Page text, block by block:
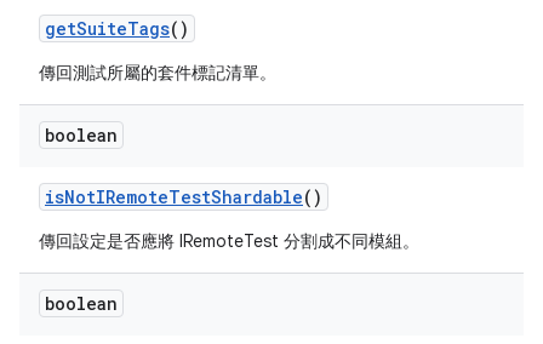
getSuiteTags()
傳回測試所屬的套件標記清單。
boolean
isNotIRemoteTestShardable()
傳回設定是否應將 IRemoteTest 分割成不同模組。
boolean